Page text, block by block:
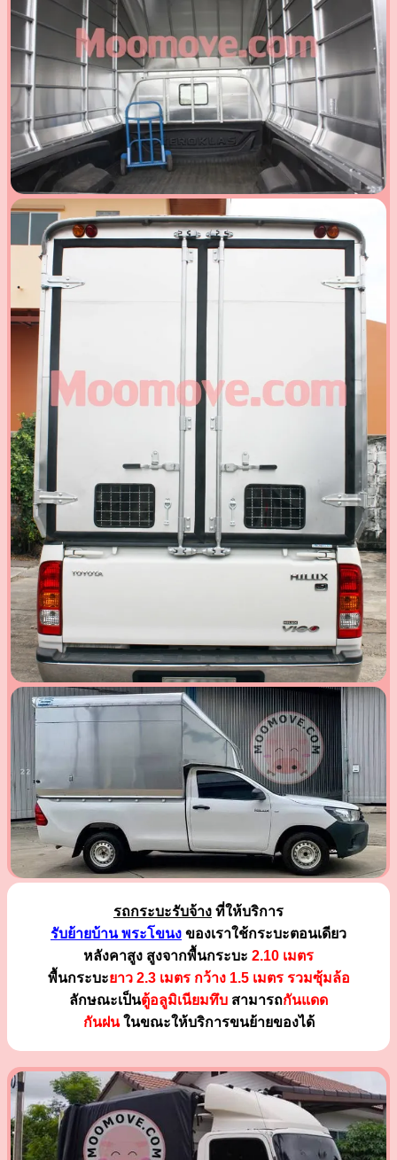
รถกระบะรับจ้าง ที่ให้บริการ
รับย้ายบ้าน พระโขนง ของเราใช้กระบะตอนเดียว
หลังคาสูง สูงจากพื้นกระบะ 2.10 เมตร
พื้นกระบะยาว 2.3 เมตร กว้าง 1.5 เมตร รวมซุ้มล้อ
ลักษณะเป็นตู้อลูมิเนียมทึบ สามารถกันแดด
กันฝนในขณะให้บริการขนย้ายของได้